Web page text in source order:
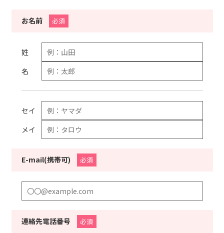
お名前 必須
姓
名
セイ
メイ
E-mail(携帯可) 必須
連絡先電話番号 必須